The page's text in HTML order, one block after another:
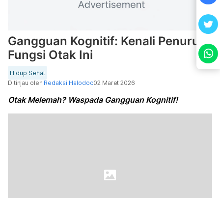
Gangguan Kognitif: Kenali Penurun
Fungsi Otak Ini
Hidup Sehat
Ditinjau oleh Redaksi Halodoc02 Maret 2026
Otak Melemah? Waspada Gangguan Kognitif!